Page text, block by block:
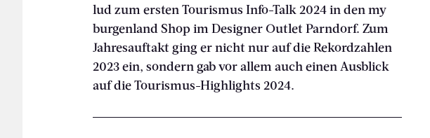
lud zum ersten Tourismus Info-Talk 2024 in den my
burgenland Shop im Designer Outlet Parndorf. Zum
Jahresauftakt ging er nicht nur auf die Rekordzahlen
2023 ein, sondern gab vor allem auch einen Ausblick
auf die Tourismus-Highlights 2024.